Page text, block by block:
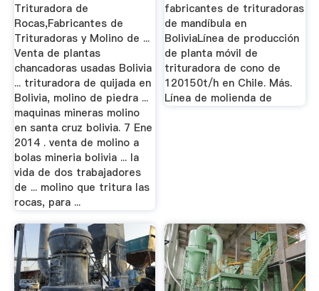
Trituradora de
Rocas,Fabricantes de
Trituradoras y Molino de ...
Venta de plantas
chancadoras usadas Bolivia
... trituradora de quijada en
Bolivia, molino de piedra ...
maquinas mineras molino
en santa cruz bolivia. 7 Ene
2014 . venta de molino a
bolas mineria bolivia ... la
vida de dos trabajadores
de ... molino que tritura las
rocas, para ...
fabricantes de trituradoras
de mandíbula en
BoliviaLínea de producción
de planta móvil de
trituradora de cono de
120150t/h en Chile. Más.
Línea de molienda de